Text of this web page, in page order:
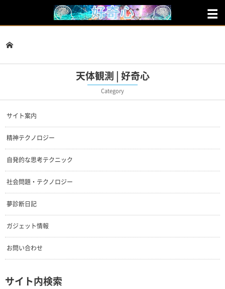
天体観測 | 好奇心
Category
サイト案内
精神テクノロジー
自発的な思考テクニック
社会問題・テクノロジー
夢診断日記
ガジェット情報
お問い合わせ
サイト内検索